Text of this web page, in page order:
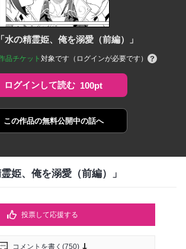
水の精霊姫、俺を溺愛（前編）」
品チケット 対象です（ログインが必要です）
ログインして読む 100pt
この作品の無料公開中の話へ
姫、俺を溺愛（前編）」
投票して応援する
コメントを書く(750)